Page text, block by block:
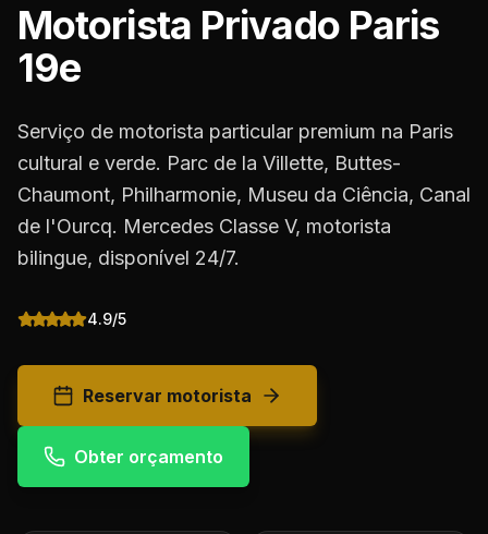
Motorista Privado Paris
19e
Serviço de motorista particular premium na Paris
cultural e verde. Parc de la Villette, Buttes-
Chaumont, Philharmonie, Museu da Ciência, Canal
de l'Ourcq. Mercedes Classe V, motorista
bilingue, disponível 24/7.
4.9/5
Reservar motorista
Obter orçamento